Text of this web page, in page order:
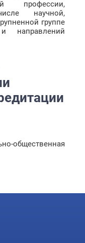
профессии,
научной,
группе
направлений
общественная